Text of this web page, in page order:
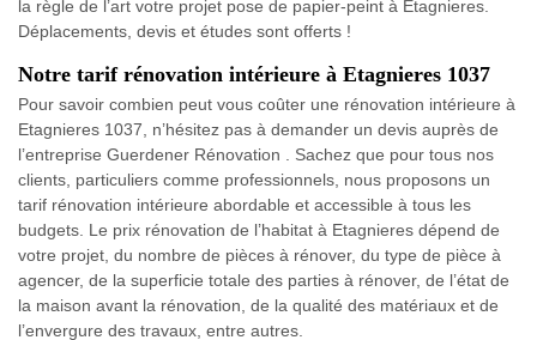
la règle de l’art votre projet pose de papier-peint à Etagnieres.
Déplacements, devis et études sont offerts !
Notre tarif rénovation intérieure à Etagnieres 1037
Pour savoir combien peut vous coûter une rénovation intérieure à
Etagnieres 1037, n’hésitez pas à demander un devis auprès de
l’entreprise Guerdener Rénovation . Sachez que pour tous nos
clients, particuliers comme professionnels, nous proposons un
tarif rénovation intérieure abordable et accessible à tous les
budgets. Le prix rénovation de l’habitat à Etagnieres dépend de
votre projet, du nombre de pièces à rénover, du type de pièce à
agencer, de la superficie totale des parties à rénover, de l’état de
la maison avant la rénovation, de la qualité des matériaux et de
l’envergure des travaux, entre autres.